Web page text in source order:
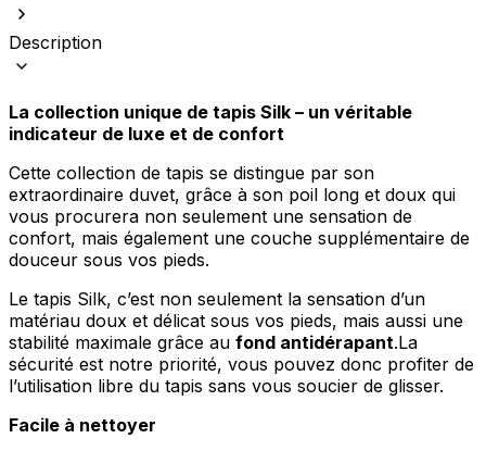
Description
La collection unique de tapis Silk – un véritable
indicateur de luxe et de confort
Cette collection de tapis se distingue par son
extraordinaire duvet, grâce à son poil long et doux qui
vous procurera non seulement une sensation de
confort, mais également une couche supplémentaire de
douceur sous vos pieds.
Le tapis Silk, c’est non seulement la sensation d’un
matériau doux et délicat sous vos pieds, mais aussi une
stabilité maximale grâce au fond antidérapant.La
sécurité est notre priorité, vous pouvez donc profiter de
l’utilisation libre du tapis sans vous soucier de glisser.
Facile à nettoyer